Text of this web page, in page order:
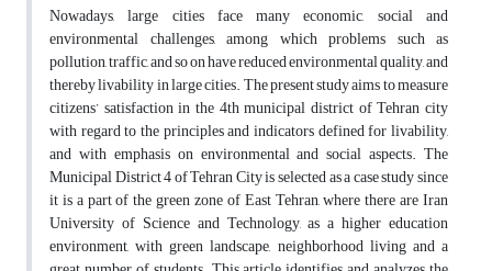
Nowadays, large cities face many economic, social and
environmental challenges, among which problems such as
pollution, traffic, and so on have reduced environmental quality, and
thereby livability in large cities. The present study aims to measure
citizens’ satisfaction in the 4th municipal district of Tehran city
with regard to the principles and indicators defined for livability,
and with emphasis on environmental and social aspects. The
Municipal District 4 of Tehran City is selected as a case study since
it is a part of the green zone of East Tehran, where there are Iran
University of Science and Technology, as a higher education
environment, with green landscape, neighborhood living and a